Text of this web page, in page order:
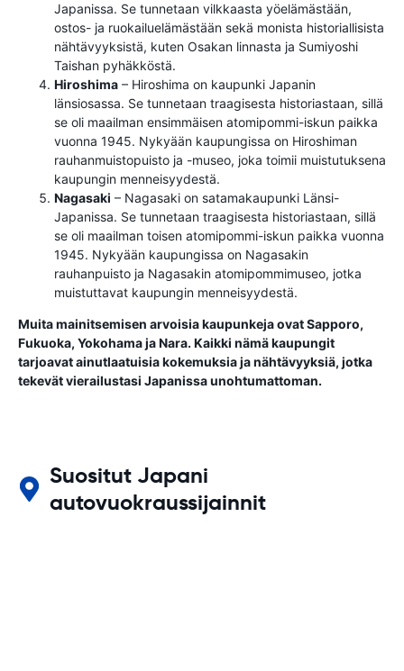
Japanissa. Se tunnetaan vilkkaasta yöelämästään,
ostos- ja ruokailuelämästään sekä monista historiallisista
nähtävyyksistä, kuten Osakan linnasta ja Sumiyoshi
Taishan pyhäkköstä.
Hiroshima – Hiroshima on kaupunki Japanin
länsiosassa. Se tunnetaan traagisesta historiastaan, sillä
se oli maailman ensimmäisen atomipommi-iskun paikka
vuonna 1945. Nykyään kaupungissa on Hiroshiman
rauhanmuistopuisto ja -museo, joka toimii muistutuksena
kaupungin menneisyydestä.
Nagasaki – Nagasaki on satamakaupunki Länsi-
Japanissa. Se tunnetaan traagisesta historiastaan, sillä
se oli maailman toisen atomipommi-iskun paikka vuonna
1945. Nykyään kaupungissa on Nagasakin
rauhanpuisto ja Nagasakin atomipommimuseo, jotka
muistuttavat kaupungin menneisyydestä.
Muita mainitsemisen arvoisia kaupunkeja ovat Sapporo,
Fukuoka, Yokohama ja Nara. Kaikki nämä kaupungit
tarjoavat ainutlaatuisia kokemuksia ja nähtävyyksiä, jotka
tekevät vierailustasi Japanissa unohtumattoman.
Suositut Japani
autovuokraussijainnit